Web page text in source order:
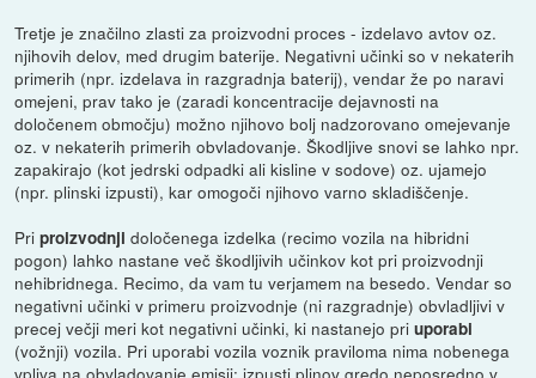
Tretje je značilno zlasti za proizvodni proces - izdelavo avtov oz.
njihovih delov, med drugim baterije. Negativni učinki so v nekaterih
primerih (npr. izdelava in razgradnja baterij), vendar že po naravi
omejeni, prav tako je (zaradi koncentracije dejavnosti na
določenem območju) možno njihovo bolj nadzorovano omejevanje
oz. v nekaterih primerih obvladovanje. Škodljive snovi se lahko npr.
zapakirajo (kot jedrski odpadki ali kisline v sodove) oz. ujamejo
(npr. plinski izpusti), kar omogoči njihovo varno skladiščenje.
Priproizvodnji določenega izdelka (recimo vozila na hibridni
pogon) lahko nastane več škodljivih učinkov kot pri proizvodnji
nehibridnega. Recimo, da vam tu verjamem na besedo. Vendar so
negativni učinki v primeru proizvodnje (ni razgradnje) obvladljivi v
precej večji meri kot negativni učinki, ki nastanejo priuporabi
(vožnji) vozila. Pri uporabi vozila voznik praviloma nima nobenega
vpliva na obvladovanje emisij: izpusti plinov gredo neposredno v